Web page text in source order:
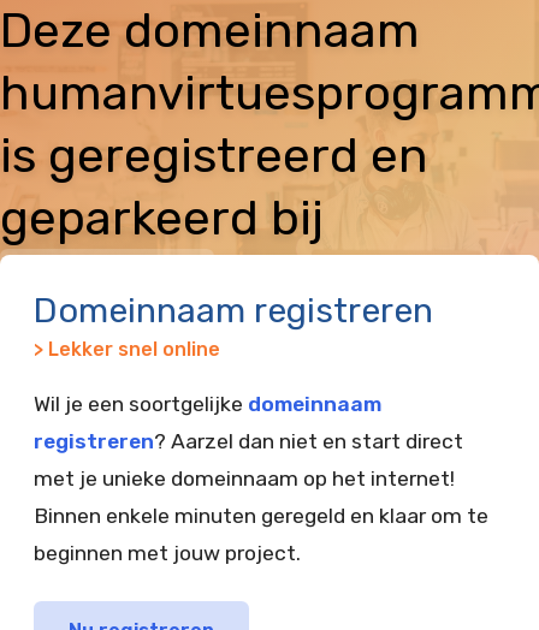
Deze domeinnaam
is geregistreerd en
geparkeerd bij
Domeinnaam registreren
> Lekker snel online
Wil je een soortgelijke domeinnaam
registreren? Aarzel dan niet en start direct
met je unieke domeinnaam op het internet!
Binnen enkele minuten geregeld en klaar om te
beginnen met jouw project.